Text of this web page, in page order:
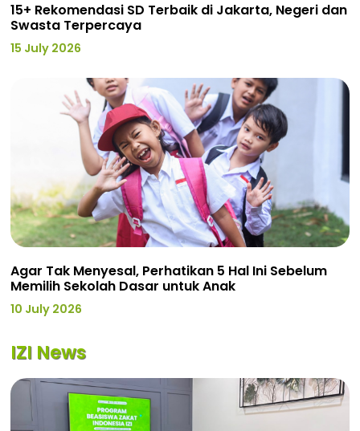
15+ Rekomendasi SD Terbaik di Jakarta, Negeri dan
Swasta Terpercaya
15 July 2026
Agar Tak Menyesal, Perhatikan 5 Hal Ini Sebelum
Memilih Sekolah Dasar untuk Anak
10 July 2026
IZI News